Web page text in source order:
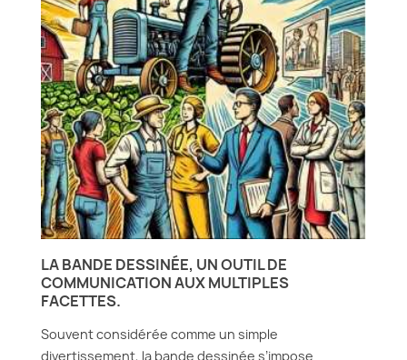
LA BANDE DESSINÉE, UN OUTIL DE
COMMUNICATION AUX MULTIPLES
FACETTES.
Souvent considérée comme un simple
divertissement, la bande dessinée s’impose